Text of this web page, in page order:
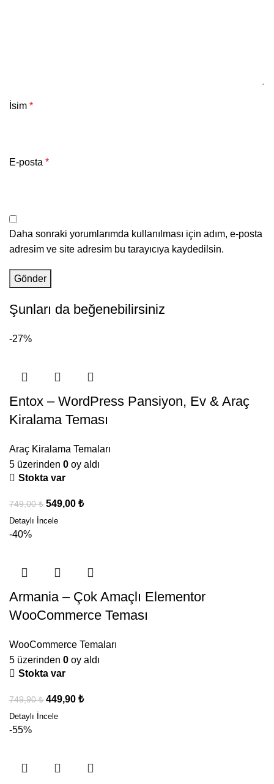
İsim *
E-posta *
Daha sonraki yorumlarımda kullanılması için adım, e-posta
adresim ve site adresim bu tarayıcıya kaydedilsin.
Şunları da beğenebilirsiniz
-27%
Entox – WordPress Pansiyon, Ev & Araç
Kiralama Teması
Araç Kiralama Temaları
5 üzerinden 0 oy aldı
Stokta var
749,00₺ 549,00 ₺
-40%
Armania – Çok Amaçlı Elementor
WooCommerce Teması
WooCommerce Temaları
5 üzerinden 0 oy aldı
Stokta var
749,90₺ 449,90 ₺
-55%